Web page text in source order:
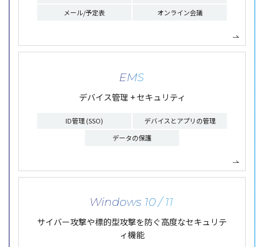
メール/予定表
オンライン会議
EMS
デバイス管理 + セキュリティ
ID管理 (SSO)
デバイスとアプリの管理
データの保護
Windows 10 / 11
サイバー攻撃や標的型攻撃を防ぐ高度なセキュリテ
ィ機能